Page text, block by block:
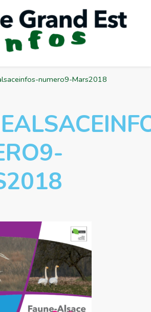
numero9-Mars2018